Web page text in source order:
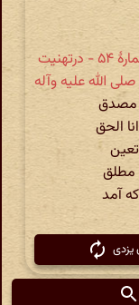
جیحون یزدی » دیوان اشعار » قصاید » شمارهٔ ۵۴ - درتهنیت
الله علیه وآله
مصدق
الحق
مطلق
آمد